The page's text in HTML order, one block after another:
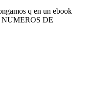
q en un ebook
NUMEROS DE